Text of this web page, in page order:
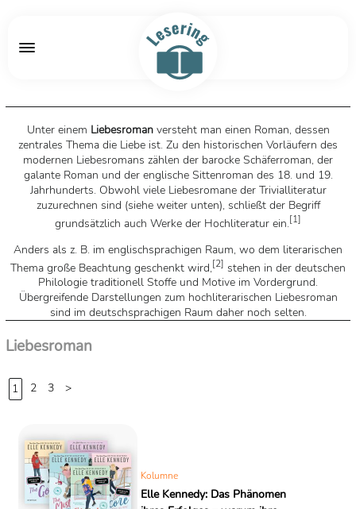
Unter einem Liebesromanversteht man einen Roman, dessen
zentrales Thema die Liebe ist. Zu den historischen Vorläufern des
modernen Liebesromans zählen der barocke Schäferroman, der
galante Roman und der englische Sittenroman des 18. und 19.
Jahrhunderts. Obwohl viele Liebesromane der Trivialliteratur
zuzurechnen sind (siehe weiter unten), schließt der Begriff
grundsätzlich auch Werke der Hochliteratur ein.[1]
Anders als z. B. im englischsprachigen Raum, wo dem literarischen
Thema große Beachtung geschenkt wird,[2] stehen in der deutschen
Philologie traditionell Stoffe und Motive im Vordergrund.
Übergreifende Darstellungen zum hochliterarischen Liebesroman
sind im deutschsprachigen Raum daher noch selten.
Liebesroman
1 2 3 >
Kolumne
Elle Kennedy: Das Phänomen